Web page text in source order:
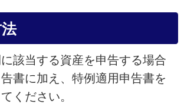
該当する資産を申告する場合
書に加え、特例適用申告書を
ください。